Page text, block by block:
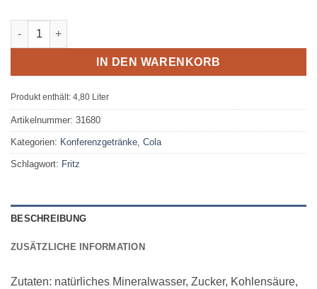
IN DEN WARENKORB
Produkt enthält: 4,80 Liter
Artikelnummer: 31680
Kategorien: Konferenzgetränke Cola
Schlagwort: Fritz
BESCHREIBUNG
ZUSÄTZLICHE INFORMATION
Zutaten: natürliches Mineralwasser, Zucker, Kohlensäure,